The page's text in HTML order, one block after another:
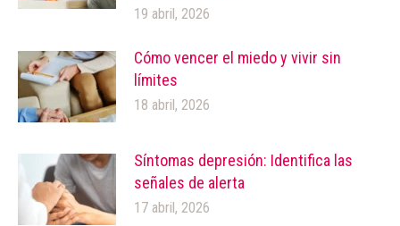
19 abril, 2026
Cómo vencer el miedo y vivir sin
límites
18 abril, 2026
Síntomas depresión: Identifica las
señales de alerta
17 abril, 2026